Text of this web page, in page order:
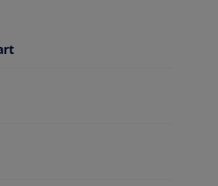
voor Motor, merk & type
voor Versnellingen
informatie voor Opvallende